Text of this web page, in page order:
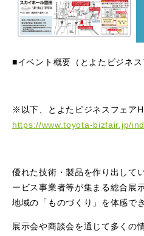
■イベント概要（とよたビジネス
※以下、とよたビジネスフェア
https://www.toyota-bizfair.jp/
優れた技術・製品を作り出して
ービス事業者等が集まる総合展
地域の「ものづくり」を体感で
展示会や商談会を通じて多くの